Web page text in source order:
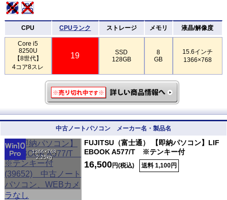
CPU CPUランク ストレージ メモリ 液晶/解像度
Core i5
8250U
【8世代】
4コア8スレ
19
SSD
128GB
8
GB
15.6インチ
1366×768
中古ノートパソコン メーカー名・製品名
1366×768
2.25kg
FUJITSU（富士通） 【即納パソコン】LIF
EBOOK A577/T ※テンキー付
16,500円(税込) 送料 1,100円